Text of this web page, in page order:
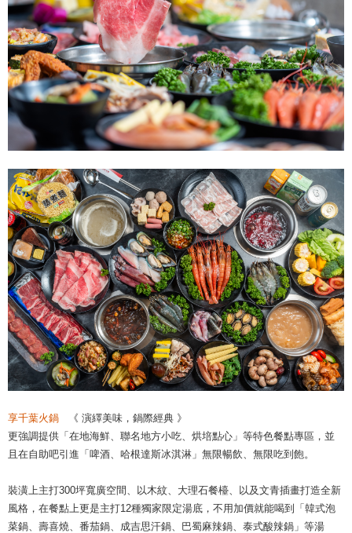
享千葉火鍋 《 演繹美味，鍋際經典 》
更強調提供「在地海鮮、聯名地方小吃、烘培點心」等特色餐點專區，並
且在自助吧引進「啤酒、哈根達斯冰淇淋」無限暢飲、無限吃到飽。
裝潢上主打300坪寬廣空間、以木紋、大理石餐檯、以及文青插畫打造全新
風格，在餐點上更是主打12種獨家限定湯底，不用加價就能喝到「韓式泡
菜鍋、壽喜燒、番茄鍋、成吉思汗鍋、巴蜀麻辣鍋、泰式酸辣鍋」等湯